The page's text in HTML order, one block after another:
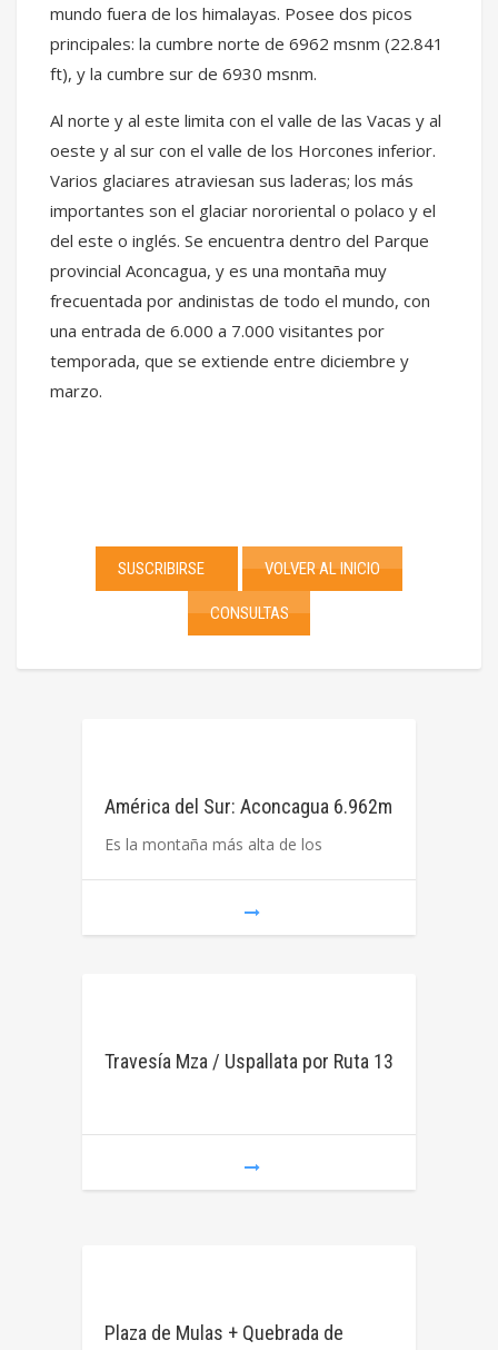
mundo fuera de los himalayas. Posee dos picos
principales: la cumbre norte de 6962 msnm (22.841
ft), y la cumbre sur de 6930 msnm.
Al norte y al este limita con el valle de las Vacas y al
oeste y al sur con el valle de los Horcones inferior.
Varios glaciares atraviesan sus laderas; los más
importantes son el glaciar nororiental o polaco y el
del este o inglés. Se encuentra dentro del Parque
provincial Aconcagua, y es una montaña muy
frecuentada por andinistas de todo el mundo, con
una entrada de 6.000 a 7.000 visitantes por
temporada, que se extiende entre diciembre y
marzo.
SUSCRIBIRSE VOLVER AL INICIO
CONSULTAS
América del Sur: Aconcagua 6.962m
Es la montaña más alta de los
Travesía Mza / Uspallata por Ruta 13
Plaza de Mulas + Quebrada de